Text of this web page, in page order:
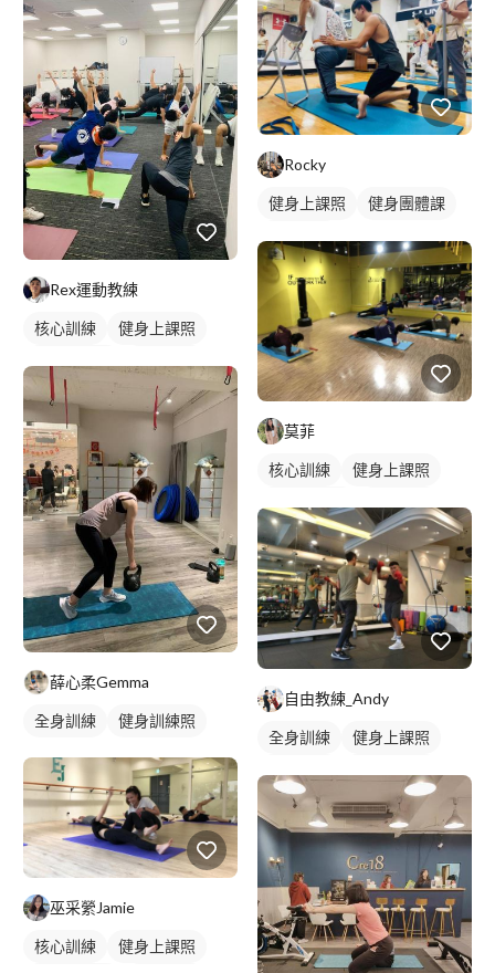
Rex運動教練
核心訓練
健身上課照
薛心柔Gemma
全身訓練 健身訓練照
巫采縈Jamie
核心訓練
健身上課照
Rocky
健身上課照
健身團體課
莫菲
核心訓練
健身上課照
健身課程
自由教練_Andy
全身訓練
健身上課照
拳擊課程